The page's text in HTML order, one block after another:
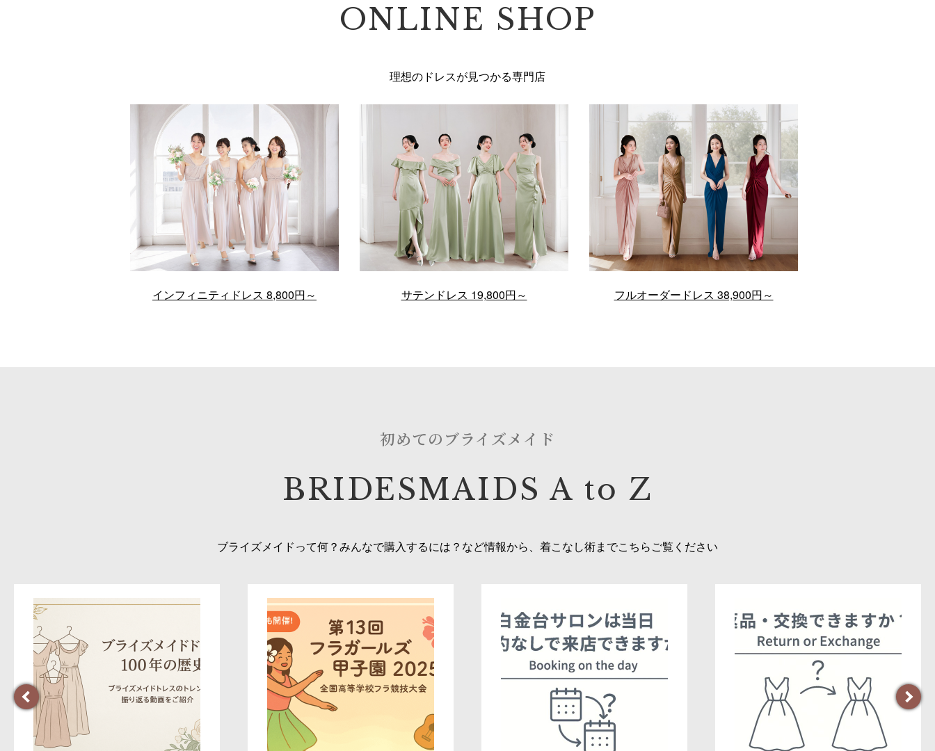
ONLINE SHOP
理想のドレスが見つかる専門店
インフィニティドレス 8,800円～ サテンドレス 19,800円～ フルオーダードレス 38,900円～
初めてのブライズメイド
BRIDESMAIDS A to Z
ブライズメイドって何？みんなで購入するには？など情報から、着こなし術までこちらご覧ください